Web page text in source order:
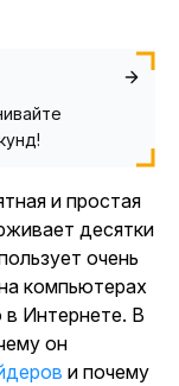
и простая
десятки
очень
компьютерах
в Интернете. В
он
и почему